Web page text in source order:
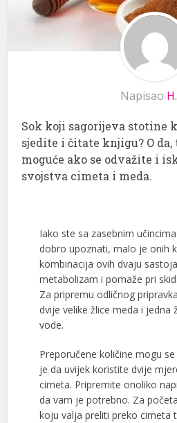
Napisao
Sok koji sagorijeva stotine
sjedite i čitate knjigu? O
moguće ako se odvažite i
svojstva cimeta i meda.
Iako ste sa zasebnim
dobro upoznati, malo je onih
kombinacija ovih dvaju
metabolizam i pomaže pri
Za pripremu odličnog
dvije velike žlice meda i jedna
vode.
Preporučene količine mogu
je da uvijek koristite dvije
cimeta. Pripremite onoliko
da vam je potrebno. Za
koju valja preliti preko cimeta